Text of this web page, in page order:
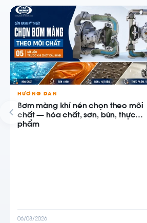
HƯỚNG DẪN
Bơm màng khí nén chọn theo môi
chất — hóa chất, sơn, bùn, thực
phẩm
06/08/2026